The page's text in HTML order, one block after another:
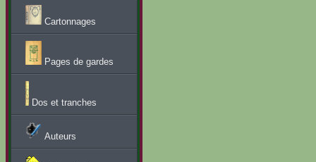
Cartonnages
Pages de gardes
Dos et tranches
Auteurs